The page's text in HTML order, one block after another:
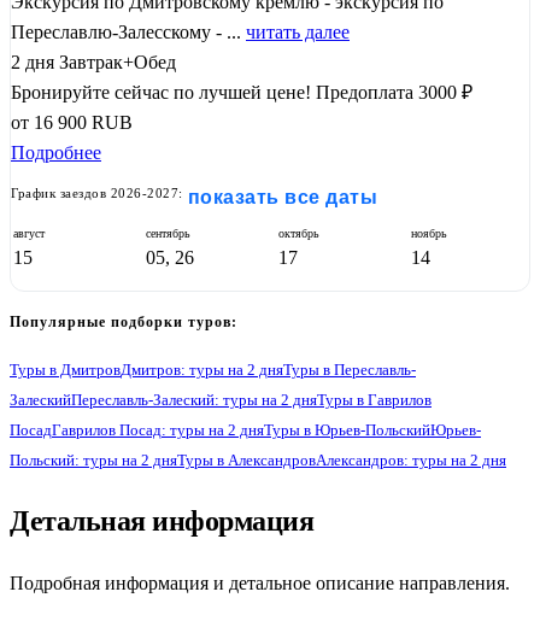
1
Переславлю-Залесскому - ... читать далее
2 дня Завтрак+Обед
Бронируйте сейчас по лучшей цене! Предоплата 3000 ₽
от 16 900 RUB
Подробнее
График заездов 2026-2027: показать все даты
август
15
сентябрь
05, 26
октябрь
17
ноябрь
14
Популярные подборки туров:
Туры в ДмитровДмитров: туры на 2 дняТуры в Переславль-
ЗалескийПереславль-Залеский: туры на 2 дняТуры в Гаврилов
ПосадГаврилов Посад: туры на 2 дняТуры в Юрьев-ПольскийЮрьев-
Польский: туры на 2 дняТуры в АлександровАлександров: туры на 2 дня
Детальная информация
Подробная информация и детальное описание направления.